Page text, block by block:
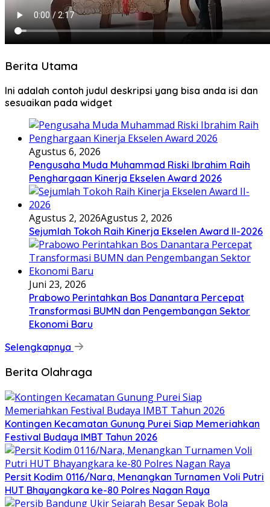
Berita Utama
Ini adalah contoh judul deskripsi yang bisa anda isi dan
sesuaikan pada widget
Agustus 6, 2026
Pengusaha Muda Muhammad Riski Ibrahim Raih
Penghargaan Kinerja Ekselen Award 2026
Agustus 2, 2026Agustus 2, 2026
Sejumlah Tokoh Raih Kinerja Ekselen Award II-2026
Juni 23, 2026
Prabowo Perintahkan Bos Danantara Percepat
Transformasi BUMN dan Pengembangan Sektor
Ekonomi Baru
Selengkapnya
Berita Olahraga
Kontingen Kecamatan Gunung Purei Siap Memeriahkan
Festival Budaya IMBT Tahun 2026
Persit Kodim 0116/Nara, Menangkan Turnamen Voli Putri
HUT Bhayangkara ke-80 Polres Nagan Raya